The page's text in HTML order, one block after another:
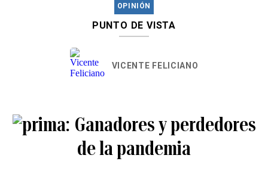
OPINIÓN
PUNTO DE VISTA
VICENTE FELICIANO
Ganadores y perdedores
de la pandemia